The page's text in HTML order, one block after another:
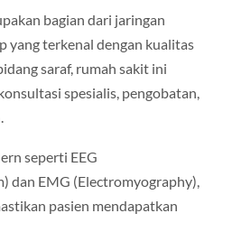
bagian dari jaringan
yang terkenal dengan kualitas
saraf, rumah sakit ini
spesialis, pengobatan,
seperti EEG
dan EMG (Electromyography),
pasien mendapatkan